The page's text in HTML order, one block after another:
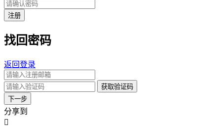
注册
找回密码
返回登录
获取验证码
下一步
分享到